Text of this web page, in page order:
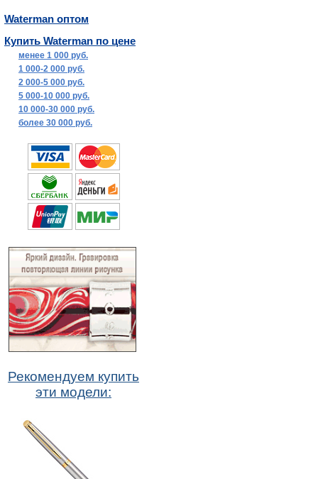
Waterman оптом
Купить Waterman по цене
менее 1 000 руб.
1 000-2 000 руб.
2 000-5 000 руб.
5 000-10 000 руб.
10 000-30 000 руб.
более 30 000 руб.
Рекомендуем купить
эти модели: